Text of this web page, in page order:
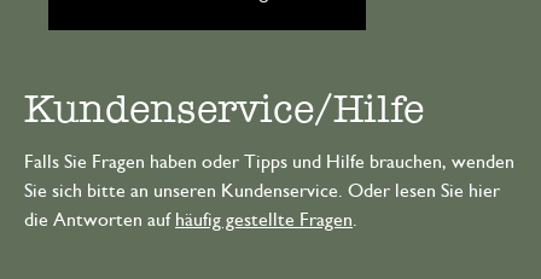
Kundenservice/Hilfe
Falls Sie Fragen haben oder Tipps und Hilfe brauchen, wenden
Sie sich bitte an unseren Kundenservice. Oder lesen Sie hier
die Antworten auf häufig gestellte Fragen